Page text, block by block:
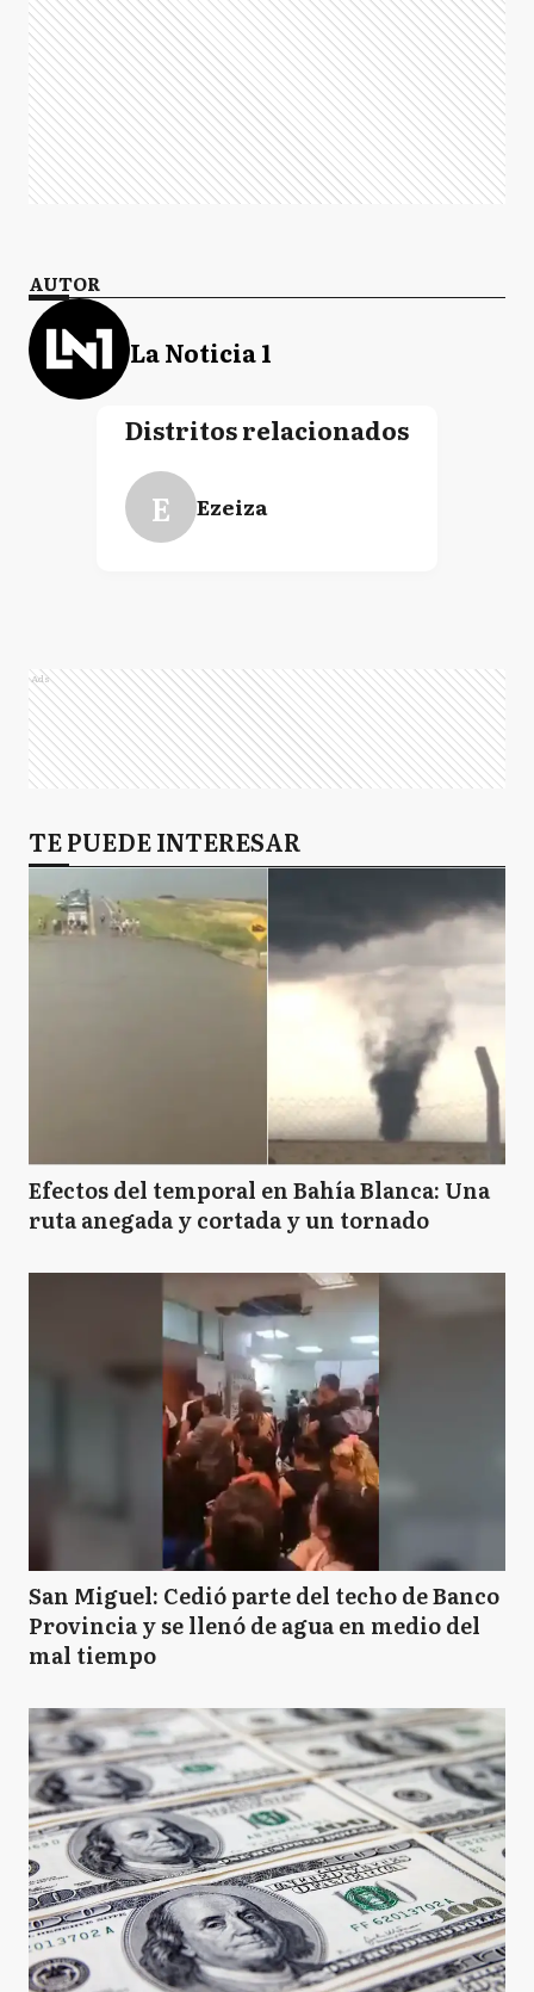
AUTOR
La Noticia 1
Distritos relacionados
E Ezeiza
Ads
TE PUEDE INTERESAR
Efectos del temporal en Bahía Blanca: Una
ruta anegada y cortada y un tornado
San Miguel: Cedió parte del techo de Banco
Provincia y se llenó de agua en medio del
mal tiempo